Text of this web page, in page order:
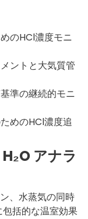
のHCl濃度モニ
ントと大気質管
準の継続的モニ
めのHCl濃度追
アナラ
、水蒸気の同時
括的な温室効果